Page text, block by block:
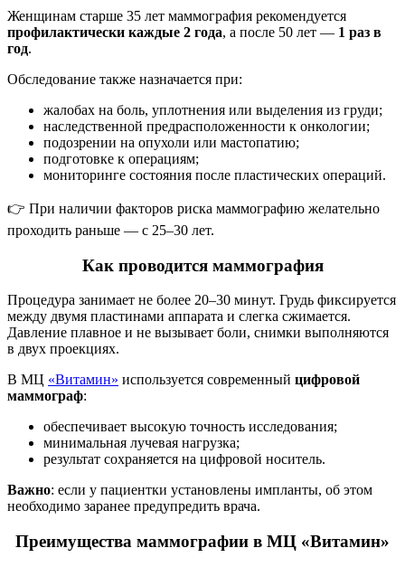
Женщинам старше 35 лет маммография рекомендуется
профилактически каждые 2 года, а после 50 лет — 1 раз в
год.
Обследование также назначается при:
жалобах на боль, уплотнения или выделения из груди;
наследственной предрасположенности к онкологии;
подозрении на опухоли или мастопатию;
подготовке к операциям;
мониторинге состояния после пластических операций.
👉 При наличии факторов риска маммографию желательно
проходить раньше — с 25–30 лет.
Как проводится маммография
Процедура занимает не более 20–30 минут. Грудь фиксируется
между двумя пластинами аппарата и слегка сжимается.
Давление плавное и не вызывает боли, снимки выполняются
в двух проекциях.
В МЦ «Витамин» используется современный цифровой
маммограф:
обеспечивает высокую точность исследования;
минимальная лучевая нагрузка;
результат сохраняется на цифровой носитель.
Важно: если у пациентки установлены импланты, об этом
необходимо заранее предупредить врача.
Преимущества маммографии в МЦ «Витамин»